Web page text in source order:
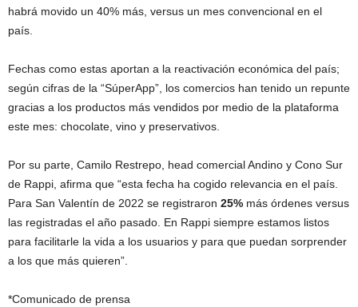
habrá movido un 40% más, versus un mes convencional en el
país.
Fechas como estas aportan a la reactivación económica del país;
según cifras de la “SúperApp”, los comercios han tenido un repunte
gracias a los productos más vendidos por medio de la plataforma
este mes: chocolate, vino y preservativos.
Por su parte, Camilo Restrepo, head comercial Andino y Cono Sur
de Rappi, afirma que “esta fecha ha cogido relevancia en el país.
Para San Valentín de 2022 se registraron 25% más órdenes versus
las registradas el año pasado. En Rappi siempre estamos listos
para facilitarle la vida a los usuarios y para que puedan sorprender
a los que más quieren”.
*Comunicado de prensa